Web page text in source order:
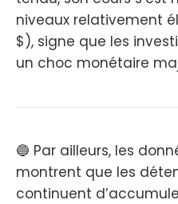
niveaux relativement
$), signe que les
un choc monétaire
🔵 Par ailleurs, les
montrent que les
continuent